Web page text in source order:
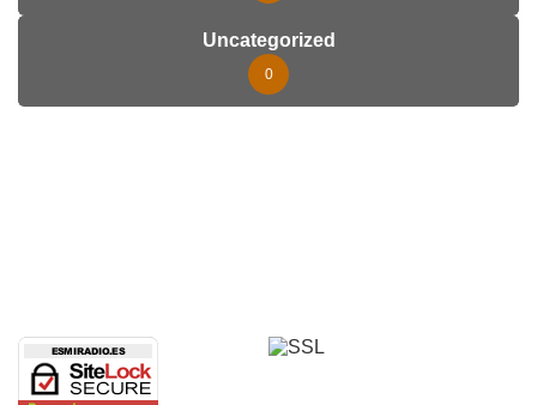
Uncategorized
0